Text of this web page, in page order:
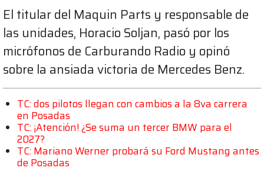
El titular del Maquin Parts y responsable de
las unidades, Horacio Soljan, pasó por los
micrófonos de Carburando Radio y opinó
sobre la ansiada victoria de Mercedes Benz.
TC: dos pilotos llegan con cambios a la 8va carrera
en Posadas
TC: ¡Atención! ¿Se suma un tercer BMW para el
2027?
TC: Mariano Werner probará su Ford Mustang antes
de Posadas